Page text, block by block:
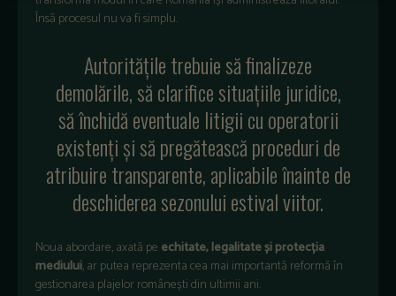
Însă procesul nu va fi simplu.
Autoritățile trebuie să finalizeze
demolările, să clarifice situațiile juridice,
să închidă eventuale litigii cu operatorii
existenți și să pregătească proceduri de
atribuire transparente, aplicabile înainte de
deschiderea sezonului estival viitor.
Noua abordare, axată pe echitate, legalitate și protecția
mediului, ar putea reprezenta cea mai importantă reformă în
gestionarea plajelor românești din ultimii ani.